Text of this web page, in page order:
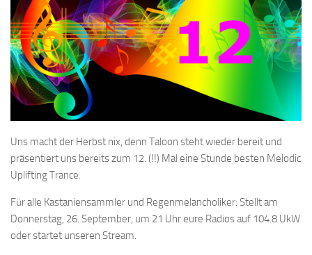
Uns macht der Herbst nix, denn Taloon steht wieder bereit und
präsentiert uns bereits zum 12. (!!) Mal eine Stunde besten Melodic
Uplifting Trance.
Für alle Kastaniensammler und Regenmelancholiker: Stellt am
Donnerstag, 26. September, um 21 Uhr eure Radios auf 104.8 UkW
oder startet unseren Stream.